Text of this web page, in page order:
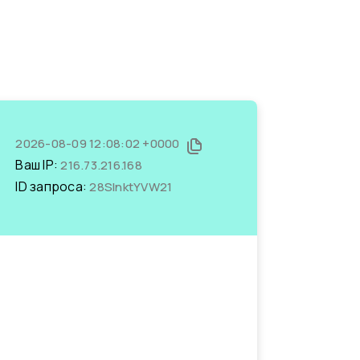
2026-08-09 12:08:02 +0000
Ваш IP:216.73.216.168
ID запроса:28SlnktYVW21